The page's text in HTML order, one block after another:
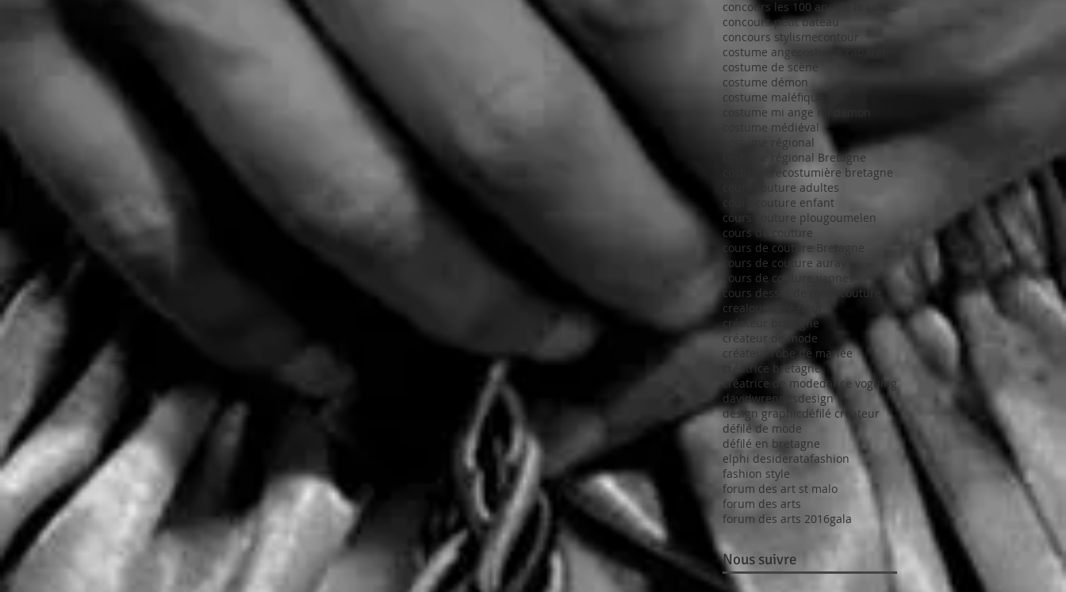
concours petit bateau
concours stylismecontour
costume ange
costume de scène
costume démon
costume maléfique
costume mi ange mi démon
costume médiéval
costume régional
costume régional Bretagne
costumièrecostumière bretagne
cours couture adultes
cours couture enfant
cours couture plougoumelen
cours de couture
cours de couture Bretagne
cours de couture auray
cours de couture vannes
cours dessin de mode
couture
crealouest
créateur bretagne
créateur de mode
créateur robe de mariée
créatrice bretagne
créatrice de modedance voguing
davidwrennesdesign
design graphicdéfilé créateur
défilé de mode
défilé en bretagne
elphi desideratafashion
fashion style
forum des art st malo
forum des arts
forum des arts 2016gala
Nous suivre